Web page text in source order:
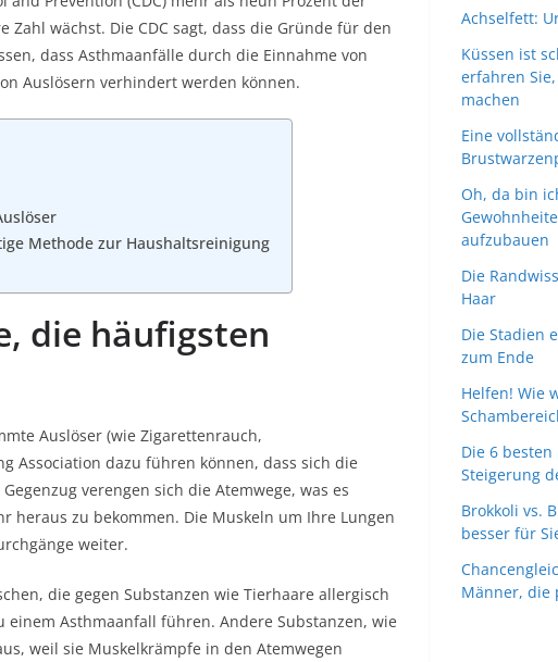
wächst. Die CDC sagt, dass die Gründe für den
dass Asthmaanfälle durch die Einnahme von
Auslösern verhindert werden können.
Methode zur Haushaltsreinigung
die häufigsten
Auslöser (wie Zigarettenrauch,
Association dazu führen können, dass sich die
verengen sich die Atemwege, was es
zu bekommen. Die Muskeln um Ihre Lungen
weiter.
die gegen Substanzen wie Tierhaare allergisch
Asthmaanfall führen. Andere Substanzen, wie
weil sie Muskelkrämpfe in den Atemwegen
Achselfett:
Küssen ist
erfahren
machen
Eine
Oh, da bin
aufzubauen
Die
Haar
Die Stadien
zum Ende
Helfen! Wie
Die 6
Steigerung
Brokkoli vs.
besser für
Männer, die